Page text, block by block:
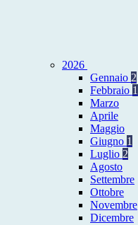
2026
Gennaio 2
Febbraio 1
Marzo
Aprile
Maggio
Giugno 1
Luglio 2
Agosto
Settembre
Ottobre
Novembre
Dicembre